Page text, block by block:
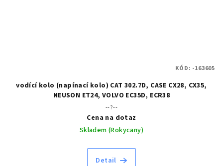
vodící kolo (napínací kolo) CAT 302.7D, CASE CX28, CX35,
NEUSON ET24, VOLVO EC35D, ECR38
--?--
Cena na dotaz
Skladem (Rokycany)
Detail
KÓD: -163605